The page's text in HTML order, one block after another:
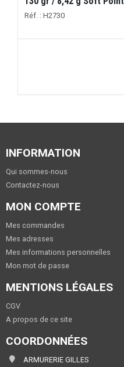
Réf. : H2730
INFORMATION
Qui sommes-nous
Contactez-nous
MON COMPTE
Mes commandes
Mes adresses
Mes informations personnelles
Mon mot de passe
MENTIONS LÉGALES
CGV
A propos de ce site
COORDONNÉES
ARMURERIE GILLES